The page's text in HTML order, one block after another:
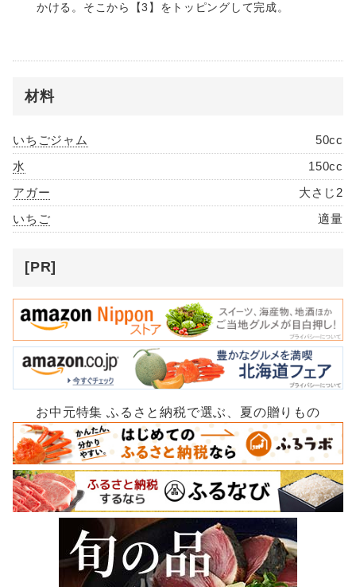
かける。そこから【3】をトッピングして完成。
材料
いちごジャム
50cc
水
150cc
アガー
大さじ2
いちご
適量
[PR]
お中元特集 ふるさと納税で選ぶ、夏の贈りもの